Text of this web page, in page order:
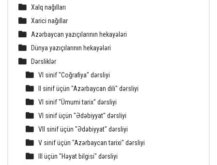
Xalq nağılları
Xarici nağıllar
Azərbaycan yazıçılarının hekayələri
Dünya yazıçılarının hekayələri
Dərsliklər
VI sinif "Coğrafiya" dərsliyi
II sinif üçün "Azərbaycan dili" dərsliyi
VI sinif "Ümumi tarix" dərsliyi
VI sinif üçün "Ədəbiyyat" dərsliyi
VII sinif üçün "Ədəbiyyat" dərsliyi
V sinif üçün "Azərbaycan tarixi" dərsliyi
III üçün "Həyat bilgisi" dərsliyi